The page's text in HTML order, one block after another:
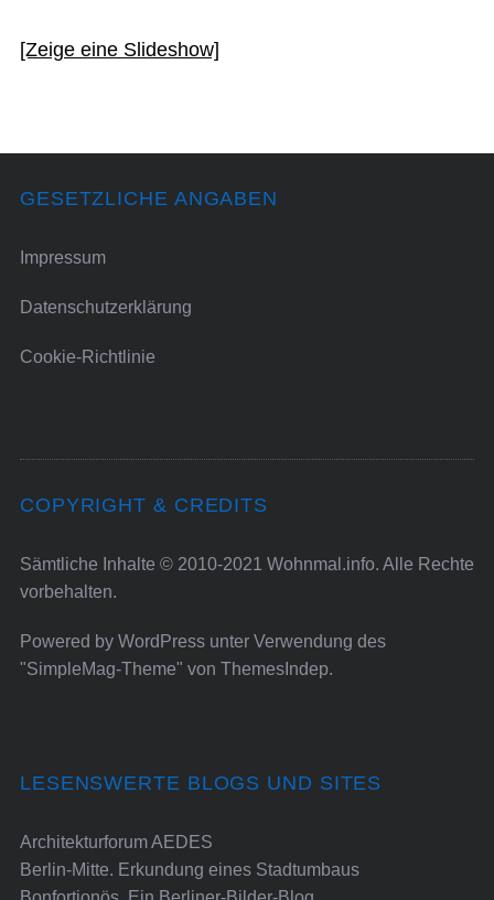
[Zeige eine Slideshow]
GESETZLICHE ANGABEN
Impressum
Datenschutzerklärung
Cookie-Richtlinie
COPYRIGHT & CREDITS
Sämtliche Inhalte © 2010-2021 Wohnmal.info. Alle Rechte
vorbehalten.
Powered by WordPressunter Verwendung des
"SimpleMag-Theme" von ThemesIndep.
LESENSWERTE BLOGS UND SITES
Architekturforum AEDES
Berlin-Mitte. Erkundung eines Stadtumbaus